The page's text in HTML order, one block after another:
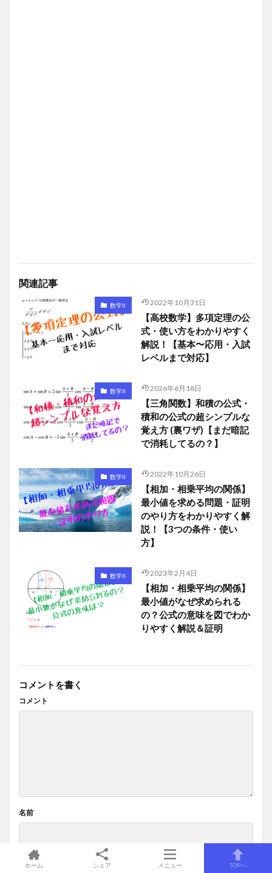
関連記事
数学II 2022年10月31日
【高校数学】多項定理の公
式・使い方をわかりやすく
解説！【基本〜応用・入試
レベルまで対応】
数学II 2026年6月18日
【三角関数】和積の公式・
積和の公式の超シンプルな
覚え方 (裏ワザ)【まだ暗記
で消耗してるの？】
数学II 2022年10月26日
【相加・相乗平均の関係】
最小値を求める問題・証明
のやり方をわかりやすく解
説！【3つの条件・使い
方】
数学II 2023年2月4日
【相加・相乗平均の関係】
最小値がなぜ求められる
の？公式の意味を図でわか
りやすく解説＆証明
コメントを書く
コメント
名前
ホーム シェア メニュー TOPへ